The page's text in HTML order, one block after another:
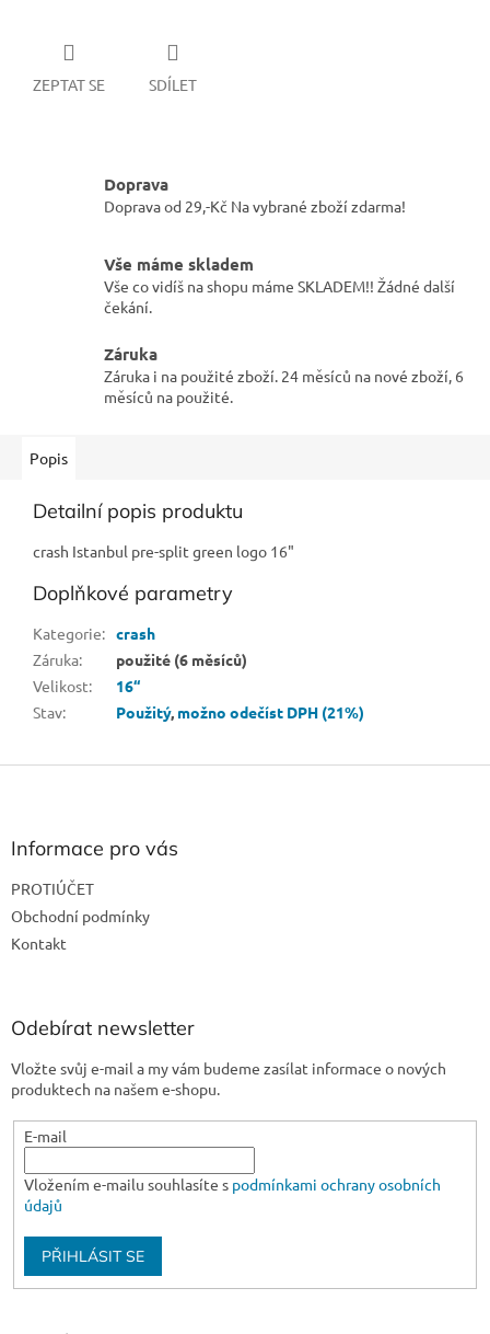
ZEPTAT SE SDÍLET
Doprava
Doprava od 29,-Kč Na vybrané zboží zdarma!
Vše máme skladem
Vše co vidíš na shopu máme SKLADEM!! Žádné další
čekání.
Záruka
Záruka i na použité zboží. 24 měsíců na nové zboží, 6
měsíců na použité.
Popis
Detailní popis produktu
crash Istanbul pre-split green logo 16"
Doplňkové parametry
Kategorie: crash
Záruka:
použité (6 měsíců)
Velikost:
16“
Stav: Použitý, možno odečíst DPH (21%)
Z
Informace pro vás
PROTIÚČET
Obchodní podmínky
Kontakt
Odebírat newsletter
Vložte svůj e-mail a my vám budeme zasílat informace o nových
produktech na našem e-shopu.
E-mail
Vložením e-mailu souhlasíte s podmínkami ochrany osobních
údajů
PŘIHLÁSIT SE